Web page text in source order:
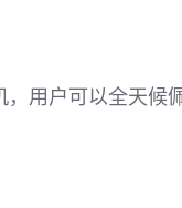
用户可以全天